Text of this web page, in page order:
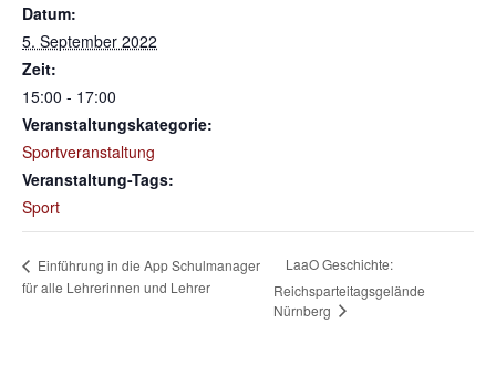
Datum:
5. September 2022
Zeit:
15:00 - 17:00
Veranstaltungskategorie:
Sportveranstaltung
Veranstaltung-Tags:
Sport
Einführung in die App Schulmanager
für alle Lehrerinnen und Lehrer
LaaO Geschichte:
Reichsparteitagsgelände
Nürnberg